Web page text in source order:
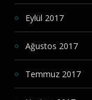
Eylül 2017
Ağustos 2017
Temmuz 2017